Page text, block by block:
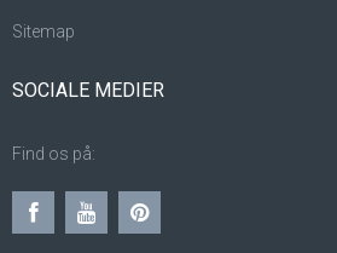
Sitemap
SOCIALE MEDIER
Find os på: